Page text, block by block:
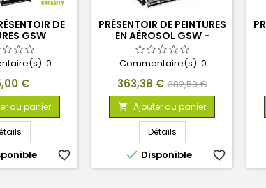
DE
GSW
0
€
au panier
favorite_border
PRÉSENTOIR DE PEINTURES
EN AÉROSOL GSW -
EFFETS (32 SPRAYS)
Commentaire(s): 0
Prix
363,38 € Prix
de
base
382,50 €
 Ajouter au panier
Détails
 Disponible favorite_border